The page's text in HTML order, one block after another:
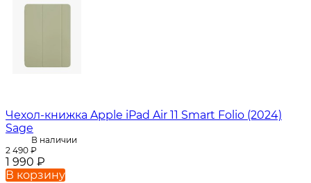
Чехол-книжка Apple iPad Air 11 Smart Folio (2024)
Sage
В наличии
2 490 ₽
1 990 ₽
В корзину